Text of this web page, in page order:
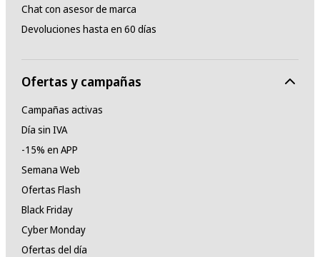
Chat con asesor de marca
Devoluciones hasta en 60 días
Ofertas y campañas
Campañas activas
Día sin IVA
-15% en APP
Semana Web
Ofertas Flash
Black Friday
Cyber Monday
Ofertas del día